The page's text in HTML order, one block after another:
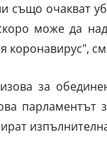
също очакват
може да
коронавирус",
за
парламентът